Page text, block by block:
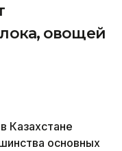
овощей
Казахстане
основных